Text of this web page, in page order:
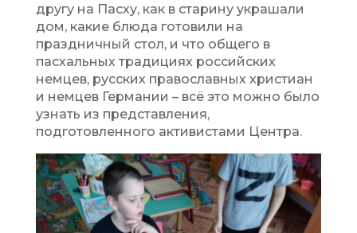
другу на Пасху, как в старину украшали
дом, какие блюда готовили на
праздничный стол, и что общего в
пасхальных традициях российских
немцев, русских православных христиан
и немцев Германии – всё это можно было
узнать из представления,
подготовленного активистами Центра.